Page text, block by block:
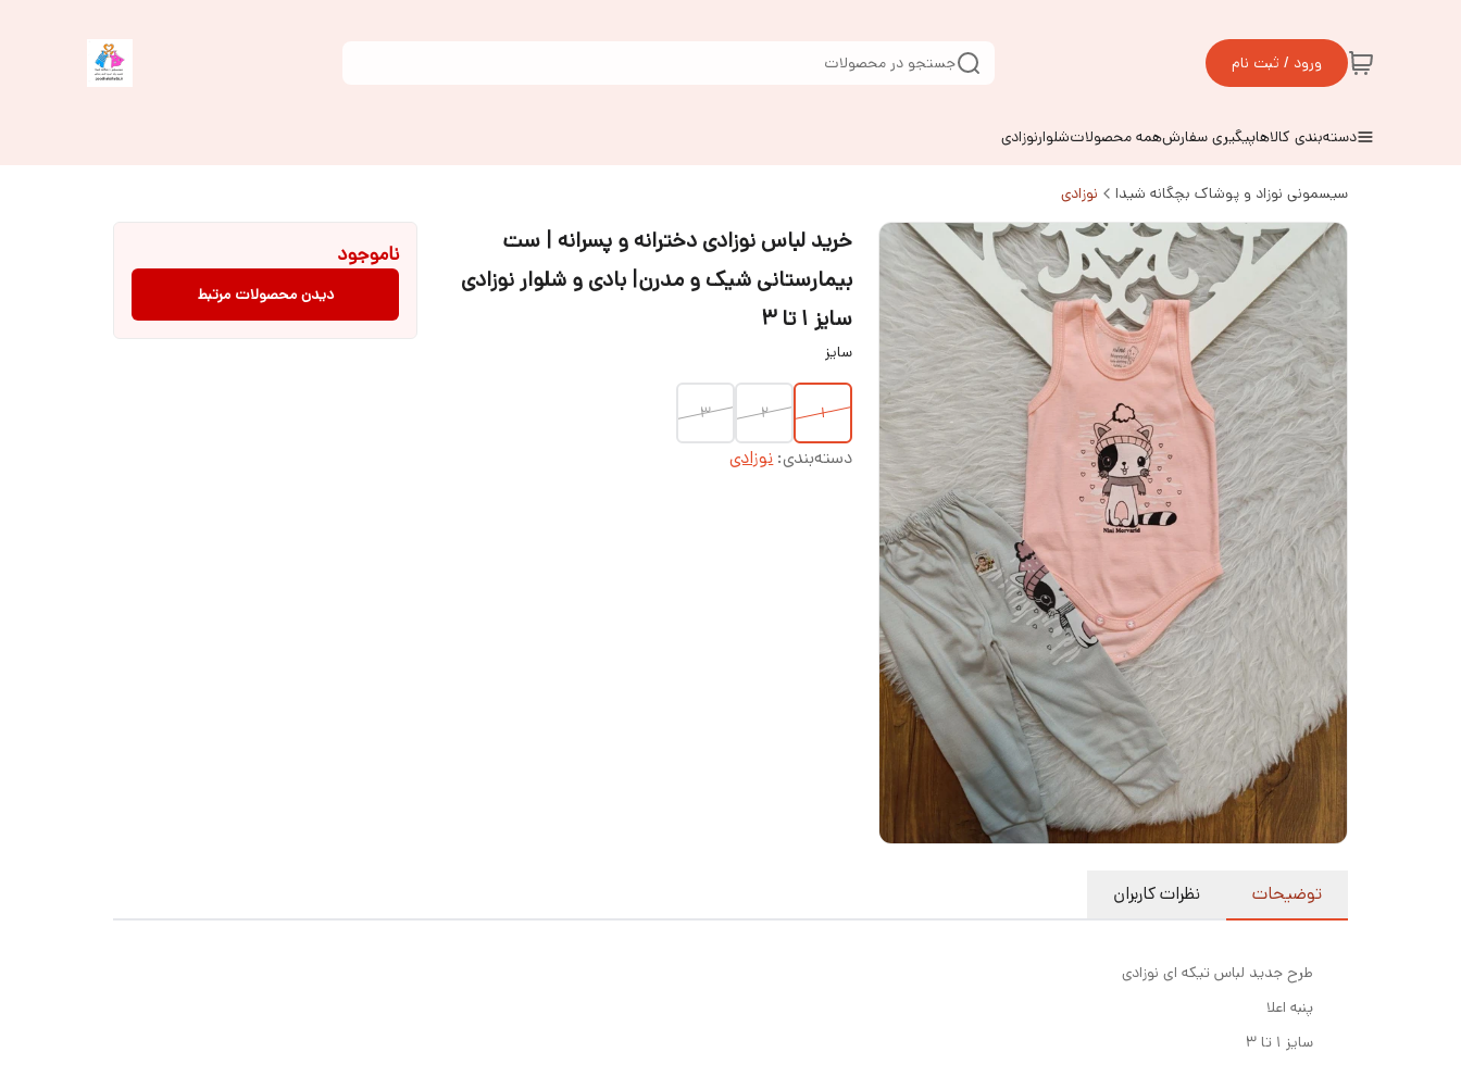
ورود / ثبت نام جستجو در محصولات
دسته‌بندی کالاهاپیگیری سفارشهمه محصولاتشلوارنوزادی
سیسمونی نوزاد و پوشاک بچگانه شیدا نوزادی
خرید لباس نوزادی دخترانه و پسرانه | ست
بیمارستانی شیک و مدرن| بادی و شلوار نوزادی
سایز ۱ تا ۳
سایز
۱ ۲ ۳
دسته‌بندی:نوزادی
ناموجود
دیدن محصولات مرتبط
توضیحات نظرات کاربران
طرح جدید لباس تیکه ای نوزادی
پنبه اعلا
سایز ۱ تا ۳